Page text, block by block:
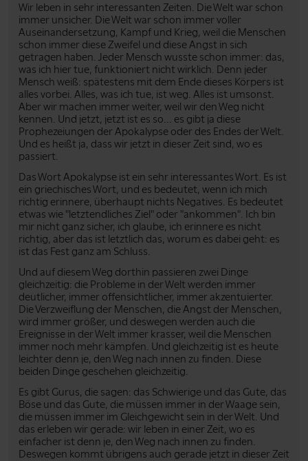
Wir leben in sehr interessanten Zeiten. Die Welt war schon
immer unsicher. Die Welt war schon immer voller
Auseinandersetzung, Kampf und Krieg, weil die Menschen
schon immer diese Zweifel und diese Angst in sich
getragen haben. Jeder Mensch wusste schon immer: das,
was ich hier tue, funktioniert nicht wirklich. Denn jeder
Mensch weiß: spätestens mit dem Ende dieses Körpers ist
alles vorbei. Alles, was ich tue, ist weg. Alles ist umsonst.
Aber wir machen immer weiter, weil wir den Weg nicht
kennen. Und jetzt, jetzt ist es so... es gibt ja diese
Prophezeiungen der Apokalypse oder des Endes der Welt.
Und es heißt ja, dass wir jetzt in dieser Zeit sind, wo es
passiert.
Das Wort Apokalypse ist ein sehr interessantes Wort. Es ist
ein griechisches Wort, und es bedeutet, wenn ich mich
richtig erinnere, überhaupt nichts Negatives. Es bedeutet
etwas wie "letztendliches Ziel" oder "ankommen". Ich bin
mir nicht ganz sicher, ich glaube, ich erinnere es nicht
richtig, aber das ist letztlich das, worum es dabei geht: es
ist das Fest ganz am Schluss.
Und auf diesem Weg dorthin passieren zwei Dinge
gleichzeitig: die Probleme in der Welt werden immer
deutlicher, immer offensichtlicher, immer akzentuierter.
Die Verzweiflung der Menschen, die Angst der Menschen,
wird immer größer, und deswegen werden auch die
Ereignisse in der Welt immer krasser, weil die Menschen
immer noch mehr kämpfen. Und gleichzeitig ist es heute
leichter denn je, den Weg nach innen zu finden. Diese
beiden Dinge geschehen gleichzeitig.
Es gibt Gurus, die sagen: das Schwierige und das Gute, das
Böse und das Gute, die müssen immer in der Waage sein,
die müssen immer im Gleichgewicht sein in der Welt. Und
das erleben wir gerade: wir leben in einer Zeit, wo es
einfacher ist denn je, den Weg nach innen zu finden.
Deswegen kommt übrigens auch gerade jetzt in dieser Zeit